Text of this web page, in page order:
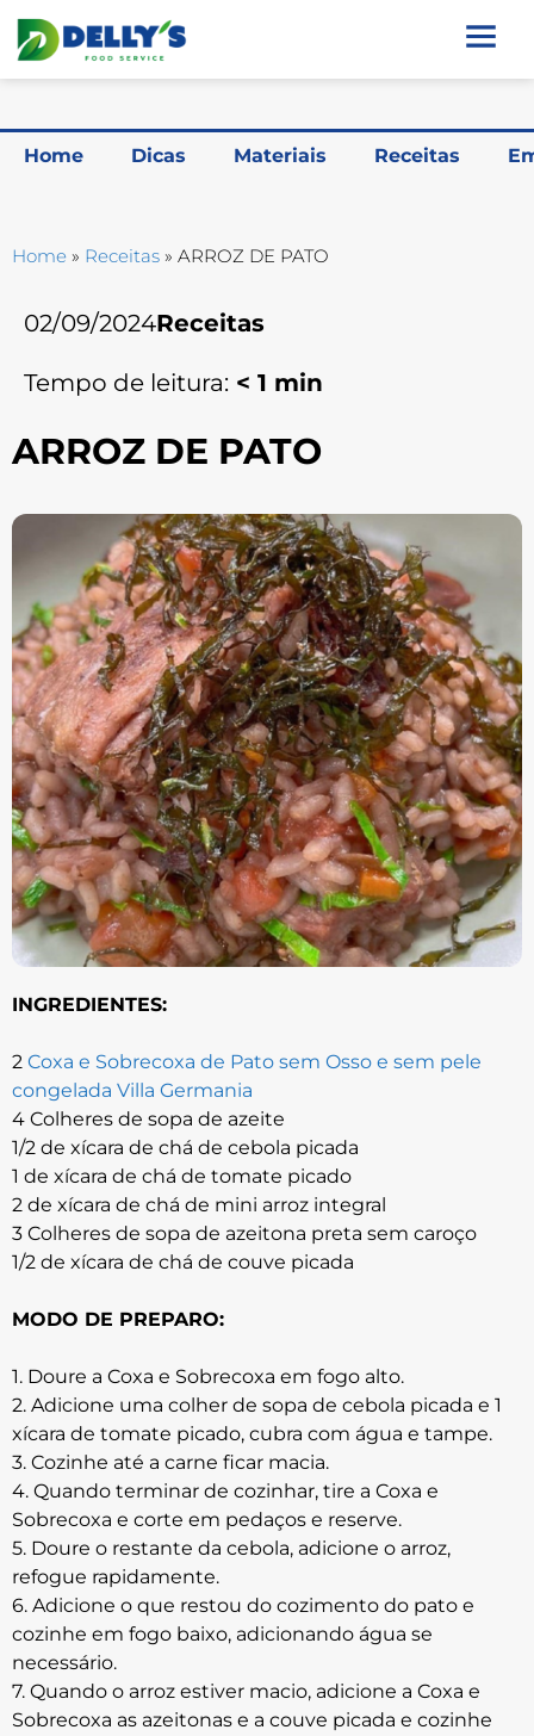
Home Dicas Materiais Receitas
Home » Receitas » ARROZ DE PATO
02/09/2024Receitas
Tempo de leitura: < 1 min
ARROZ DE PATO
INGREDIENTES:
2 Coxa e Sobrecoxa de Pato sem Osso e sem pele
congelada Villa Germania
4 Colheres de sopa de azeite
1/2 de xícara de chá de cebola picada
1 de xícara de chá de tomate picado
2 de xícara de chá de mini arroz integral
3 Colheres de sopa de azeitona preta sem caroço
1/2 de xícara de chá de couve picada
MODO DE PREPARO:
1. Doure a Coxa e Sobrecoxa em fogo alto.
2. Adicione uma colher de sopa de cebola picada e 1
xícara de tomate picado, cubra com água e tampe.
3. Cozinhe até a carne ficar macia.
4. Quando terminar de cozinhar, tire a Coxa e
Sobrecoxa e corte em pedaços e reserve.
5. Doure o restante da cebola, adicione o arroz,
refogue rapidamente.
6. Adicione o que restou do cozimento do pato e
cozinhe em fogo baixo, adicionando água se
necessário.
7. Quando o arroz estiver macio, adicione a Coxa e
Sobrecoxa as azeitonas e a couve picada e cozinhe